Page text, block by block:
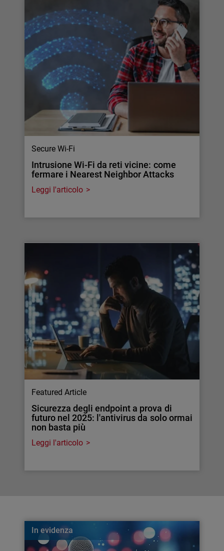
Secure Wi-Fi
Intrusione Wi-Fi da reti vicine: come
fermare i Nearest Neighbor Attacks
Leggi l'articolo
Featured Article
Sicurezza degli endpoint a prova di
futuro nel 2025: l'antivirus da solo ormai
non basta più
Leggi l'articolo
In evidenza